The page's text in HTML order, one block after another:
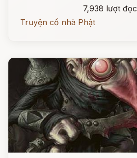
7,938 lượt đọc
Truyện cổ nhà Phật